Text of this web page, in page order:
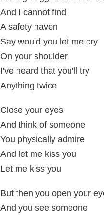
And I cannot find
A safety haven
Say would you let me cry
On your shoulder
I've heard that you'll try
Anything twice
Close your eyes
And think of someone
You physically admire
And let me kiss you
Let me kiss you
But then you open your
And you see someone